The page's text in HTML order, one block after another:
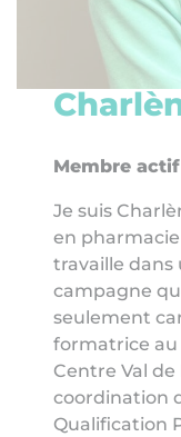
Membre actif
Je suis
en
travaille dans
campagne
seulement
formatrice au
Centre Val de
coordination
Qualification